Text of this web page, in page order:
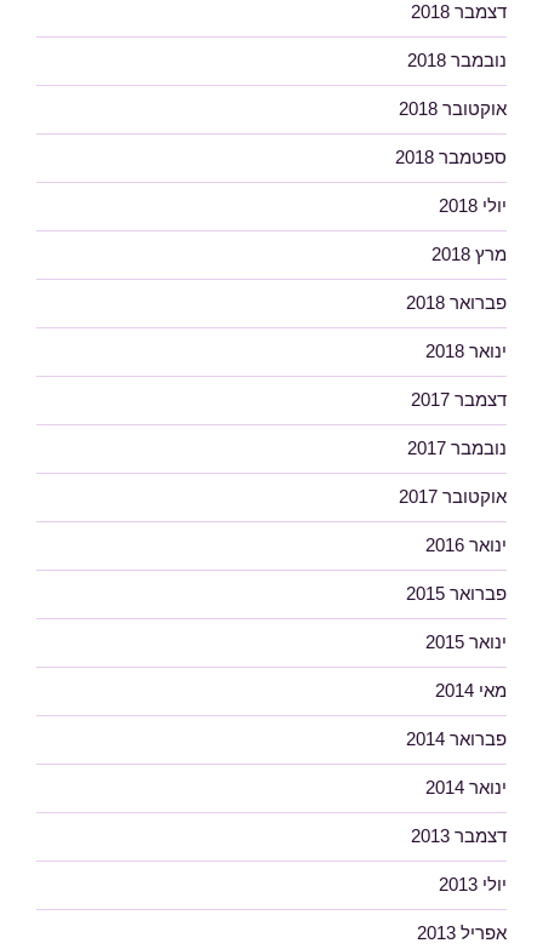
דצמבר 2018
נובמבר 2018
אוקטובר 2018
ספטמבר 2018
יולי 2018
מרץ 2018
פברואר 2018
ינואר 2018
דצמבר 2017
נובמבר 2017
אוקטובר 2017
ינואר 2016
פברואר 2015
ינואר 2015
מאי 2014
פברואר 2014
ינואר 2014
דצמבר 2013
יולי 2013
אפריל 2013